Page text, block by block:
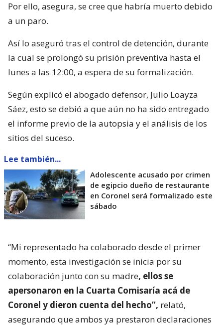
Por ello, asegura, se cree que habría muerto debido
a un paro.
Así lo aseguró tras el control de detención, durante
la cual se prolongó su prisión preventiva hasta el
lunes a las 12:00, a espera de su formalización.
Según explicó el abogado defensor, Julio Loayza
Sáez, esto se debió a que aún no ha sido entregado
el informe previo de la autopsia y el análisis de los
sitios del suceso.
Lee también...
Adolescente acusado por crimen
de egipcio dueño de restaurante
en Coronel será formalizado este
sábado
“Mi representado ha colaborado desde el primer
momento, esta investigación se inicia por su
colaboración junto con su madre, ellos se
apersonaron en la Cuarta Comisaría acá de
Coronel y dieron cuenta del hecho”, relató,
asegurando que ambos ya prestaron declaraciones